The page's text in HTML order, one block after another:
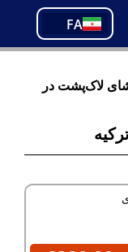
FA
PT
TR
لاک‌پشت در